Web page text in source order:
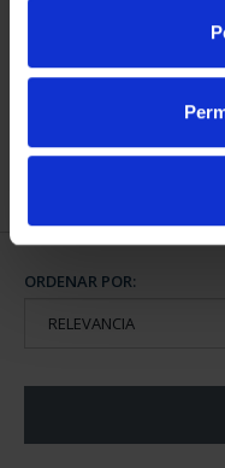
CAPITALES
73,00 €
ORDENAR POR: